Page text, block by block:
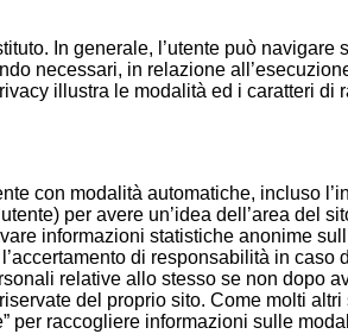
In generale, l’utente può navigare
necessari, in relazione
illustra le modalità ed i caratteri di
con modalità automatiche, incluso
per avere un’idea dell’area del
informazioni statistiche anonime
di responsabilità in caso
relative allo stesso se non dopo
del proprio sito. Come molti
per raccogliere informazioni sulle